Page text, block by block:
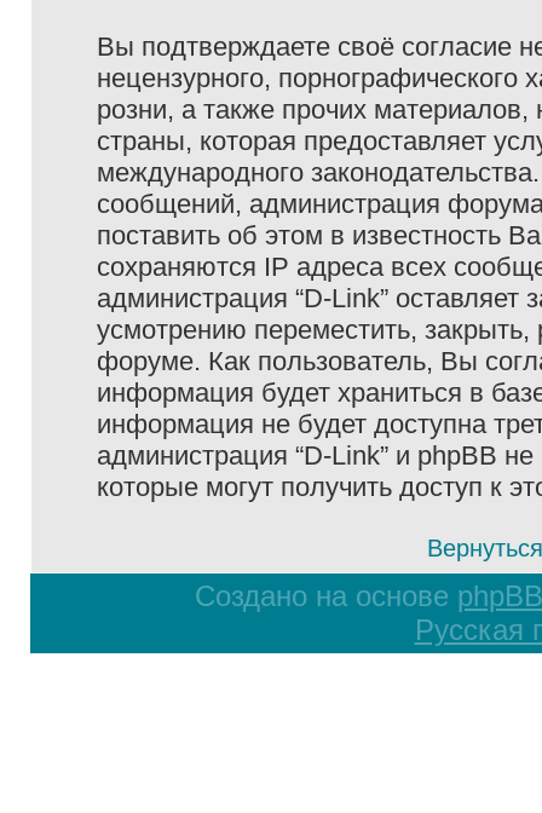
Вы подтверждаете своё согласие
нецензурного, порнографического
розни, а также прочих
страны, которая предоставляет
международного
сообщений, администрация
поставить об этом в известность
сохраняются IP адреса всех
администрация “D-Link”
усмотрению переместить,
форуме. Как пользователь, Вы
информация будет храниться в
информация не будет доступна
администрация “D-Link” и phpBB
которые могут получить доступ к
Создано на основе phpBB
Русская